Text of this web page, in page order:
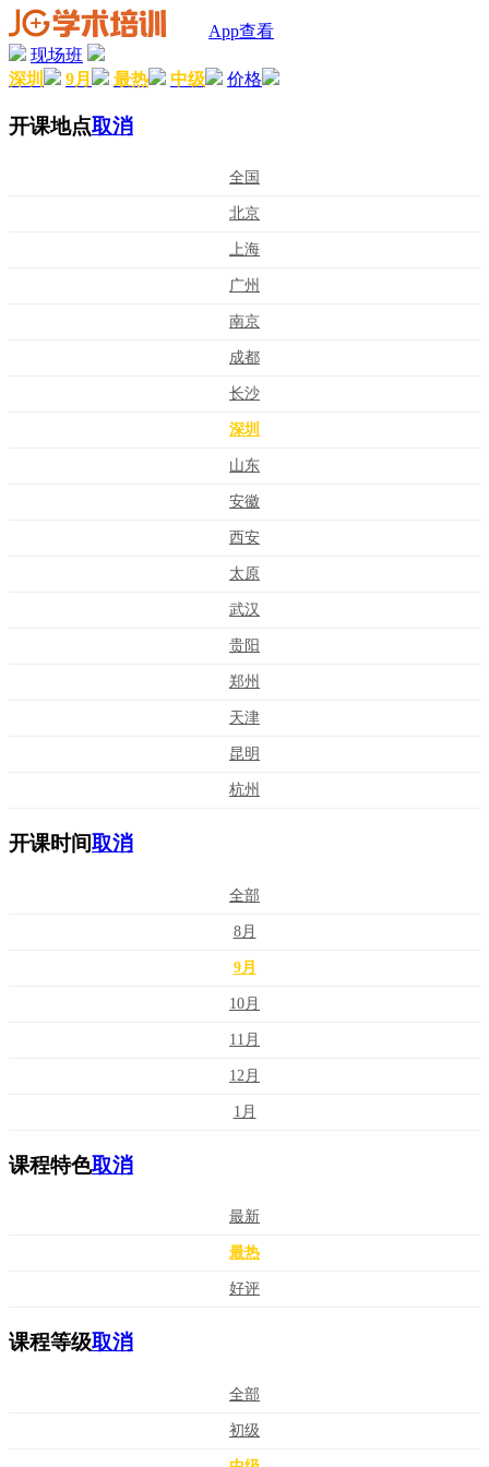
App查看
现场班
深圳
9月 最热 中级 价格
开课地点取消
全国
北京
上海
广州
南京
成都
长沙
深圳
山东
安徽
西安
太原
武汉
贵阳
郑州
天津
昆明
杭州
开课时间取消
全部
8月
9月
10月
11月
12月
1月
课程特色取消
最新
最热
好评
课程等级取消
全部
初级